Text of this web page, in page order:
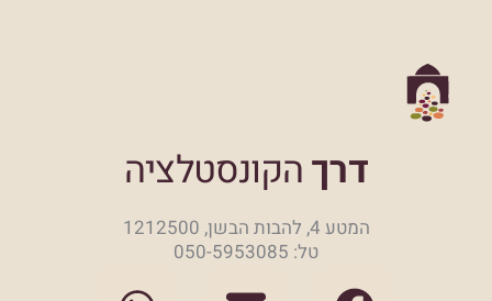
דרךהקונסטלציה
המטע 4, להבות הבשן, 1212500
טל: 050-5953085
F
E
W